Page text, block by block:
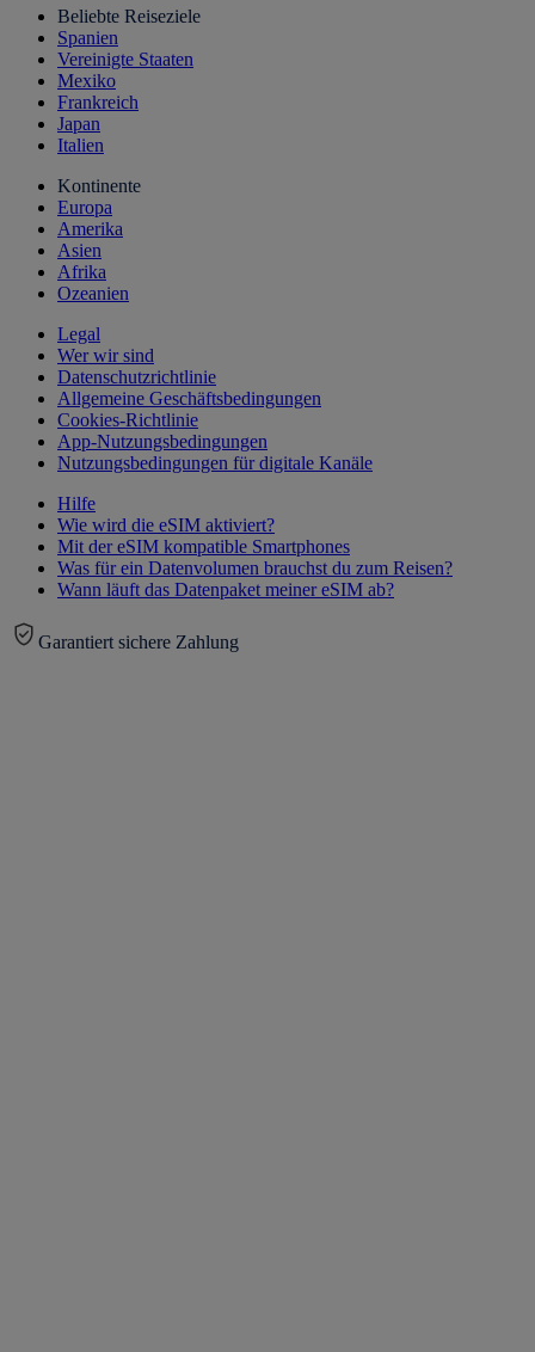
Beliebte Reiseziele
Spanien
Vereinigte Staaten
Mexiko
Frankreich
Japan
Italien
Kontinente
Europa
Amerika
Asien
Afrika
Ozeanien
Legal
Wer wir sind
Datenschutzrichtlinie
Allgemeine Geschäftsbedingungen
Cookies-Richtlinie
App-Nutzungsbedingungen
Nutzungsbedingungen für digitale Kanäle
Hilfe
Wie wird die eSIM aktiviert?
Mit der eSIM kompatible Smartphones
Was für ein Datenvolumen brauchst du zum Reisen?
Wann läuft das Datenpaket meiner eSIM ab?
Garantiert sichere Zahlung